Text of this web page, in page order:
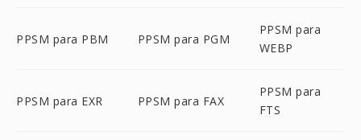
PPSM para PBM PPSM para PGM
PPSM para
WEBP
PPSM para EXR PPSM para FAX
PPSM para
FTS